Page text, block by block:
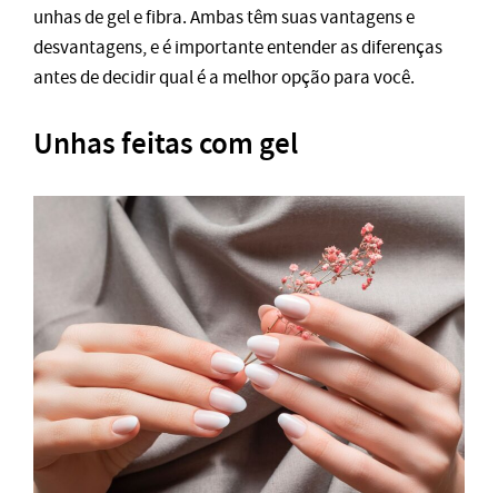
unhas de gel e fibra. Ambas têm suas vantagens e
desvantagens, e é importante entender as diferenças
antes de decidir qual é a melhor opção para você.
Unhas feitas com gel